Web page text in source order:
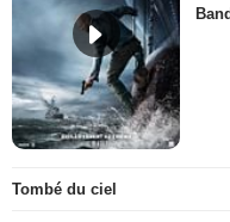
Tombé du ciel